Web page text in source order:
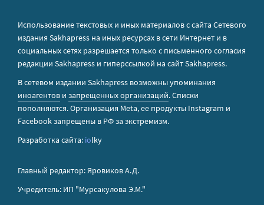
Использование текстовых и иных материалов с сайта Сетевого
издания Sakhapress на иных ресурсах в сети Интернет и в
социальных сетях разрешается только с письменного согласия
редакции Sakhapress и гиперссылкой на сайт Sakhapress.
В сетевом издании Sakhapress возможны упоминания
иноагентов и запрещенных организаций. Списки
пополняются. Организация Metа, ее продукты Instagram и
Facebook запрещены в РФ за экстремизм.
Разработка сайта: iolky
Главный редактор: Яровиков А.Д.
Учредитель: ИП "Мурсакулова Э.М."